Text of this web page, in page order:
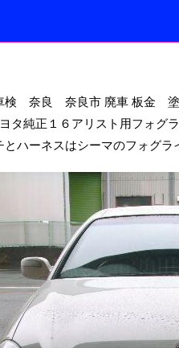
検 奈良 奈良市 廃車 板金
タ純正１６アリスト用フォグ
ハーネスはシーマのフォグラ